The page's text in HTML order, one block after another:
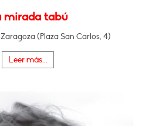
mirada tabú
(Plaza San Carlos, 4)
Leer más...